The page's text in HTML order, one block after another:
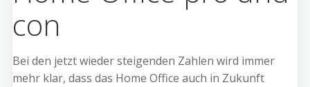
con
Bei den jetzt wieder steigenden Zahlen wird immer
mehr klar, dass das Home Office auch in Zukunft